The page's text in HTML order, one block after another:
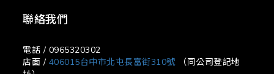
聯絡我們
電話 / 0965320302
店面 / 406015台中市北屯長富街310號（同公司登記地